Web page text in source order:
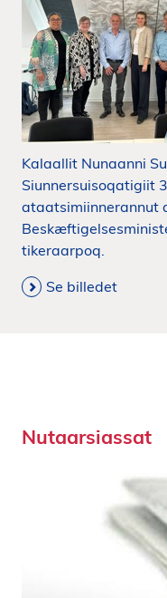
Kalaallit Nunaanni
Siunnersuisoqatigiit
ataatsimiinnerannut
tikeraarpoq.
Se billedet
Nutaarsiassat